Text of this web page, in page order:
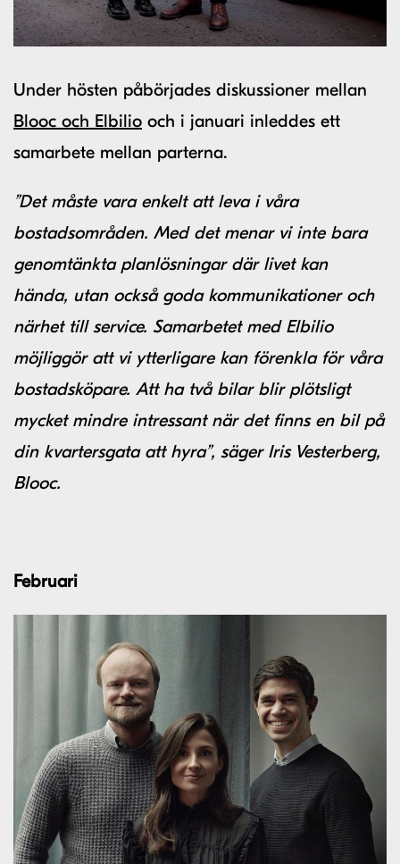
Under hösten påbörjades diskussioner mellan
Blooc och Elbilio och i januari inleddes ett
samarbete mellan parterna.
”Det måste vara enkelt att leva i våra
bostadsområden. Med det menar vi inte bara
genomtänkta planlösningar där livet kan
hända, utan också goda kommunikationer och
närhet till service. Samarbetet med Elbilio
möjliggör att vi ytterligare kan förenkla för våra
bostadsköpare. Att ha två bilar blir plötsligt
mycket mindre intressant när det finns en bil på
din kvartersgata att hyra”, säger Iris Vesterberg,
Blooc.
Februari